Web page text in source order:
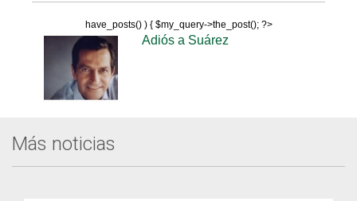
have_posts() ) { $my_query->the_post(); ?>
Adiós a Suárez
Más noticias